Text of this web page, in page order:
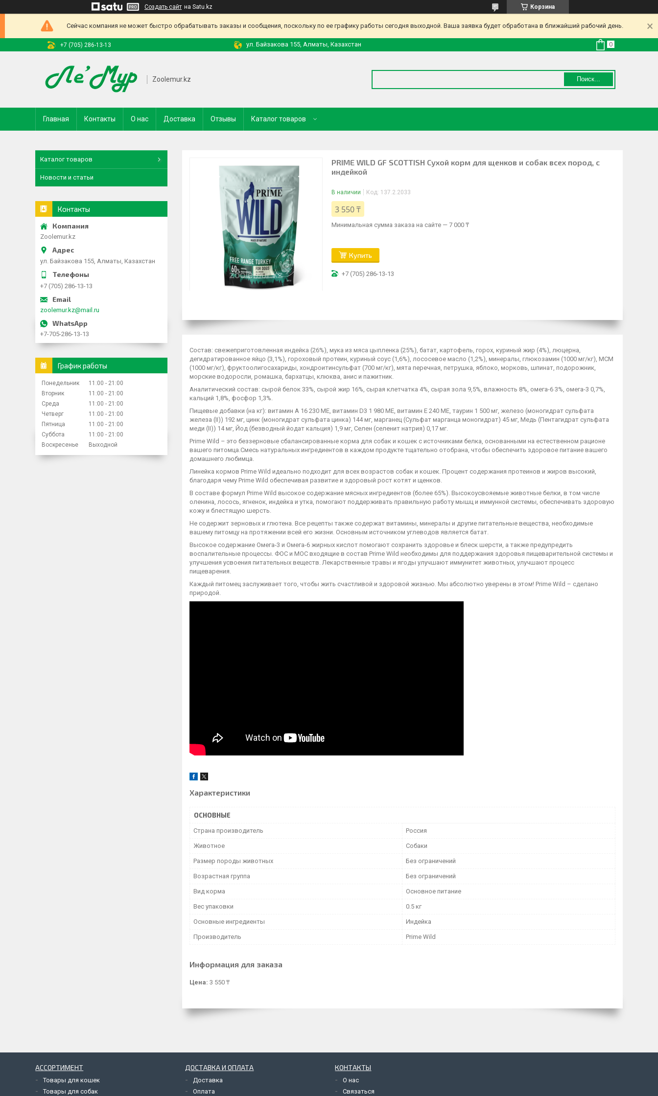
Создать сайт на Satu.kz Корзина
Сейчас компания не может быстро обрабатывать заказы и сообщения, поскольку по ее графику работы сегодня выходной. Ваша заявка будет обработана в ближайший рабочий день.
+7 (705) 286-13-13 ул. Байзакова 155, Алматы, Казахстан
Zoolemur.kz Поиск...
Главная Контакты О нас Доставка Отзывы Каталог товаров
PRIME WILD GF SCOTTISH Сухой корм для щенков и собак всех пород, с
индейкой
В наличии Код: 137.2.2033
3 550 ₸
Минимальная сумма заказа на сайте — 7 000 ₸
Купить
+7 (705) 286-13-13
Состав: свежеприготовленная индейка (26%), мука из мяса цыпленка (25%), батат, картофель, горох, куриный жир (4%), люцерна,
дегидратированное яйцо (3,1%), гороховый протеин, куриный соус (1,6%), лососевое масло (1,2%), минералы, глюкозамин (1000 мг/кг), МСМ
(1000 мг/кг), фруктоолигосахариды, хондроитинсульфат (700 мг/кг), мята перечная, петрушка, яблоко, морковь, шпинат, подорожник,
морские водоросли, ромашка, бархатцы, клюква, анис и пажитник.
Аналитический состав: сырой белок 33%, сырой жир 16%, сырая клетчатка 4%, сырая зола 9,5%, влажность 8%, омега-6 3%, омега-3 0,7%,
кальций 1,8%, фосфор 1,3%.
Пищевые добавки (на кг): витамин А 16 230 МЕ, витамин D3 1 980 МЕ, витамин Е 240 МЕ, таурин 1 500 мг, железо (моногидрат сульфата
железа (II)) 192 мг, цинк (моногидрат сульфата цинка) 144 мг, марганец (Сульфат марганца моногидрат) 45 мг, Медь (Пентагидрат сульфата
меди (II)) 14 мг, Йод (безводный йодат кальция) 1,9 мг, Селен (селенит натрия) 0,17 мг.
Prime Wild – это беззерновые сбалансированные корма для собак и кошек с источниками белка, основанными на естественном рационе
вашего питомца.Смесь натуральных ингредиентов в каждом продукте тщательно отобрана, чтобы обеспечить здоровое питание вашего
домашнего любимца.
Линейка кормов Prime Wild идеально подходит для всех возрастов собак и кошек. Процент содержания протеинов и жиров высокий,
благодаря чему Prime Wild обеспечивая развитие и здоровый рост котят и щенков.
В составе формул Prime Wild высокое содержание мясных ингредиентов (более 65%). Высокоусвояемые животные белки, в том числе
оленина, лосось, ягненок, индейка и утка, помогают поддерживать правильную работу мышц и иммунной системы, обеспечивать здоровую
кожу и блестящую шерсть.
Не содержит зерновых и глютена. Все рецепты также содержат витамины, минералы и другие питательные вещества, необходимые
вашему питомцу на протяжении всей его жизни. Основным источником углеводов является батат.
Высокое содержание Омега-3 и Омега-6 жирных кислот помогают сохранить здоровье и блеск шерсти, а также предупредить
воспалительные процессы. ФОС и МОС входящие в состав Prime Wild необходимы для поддержания здоровья пищеварительной системы и
улучшения усвоения питательных веществ. Лекарственные травы и ягоды улучшают иммунитет животных, улучшают процесс
пищеварения.
Каждый питомец заслуживает того, чтобы жить счастливой и здоровой жизнью. Мы абсолютно уверены в этом! Prime Wild – сделано
природой.
Характеристики
ОСНОВНЫЕ
Страна производитель Россия
Животное Собаки
Размер породы животных Без ограничений
Возрастная группа Без ограничений
Вид корма Основное питание
Вес упаковки 0.5 кг
Основные ингредиенты Индейка
Производитель Prime Wild
Информация для заказа
Цена: 3 550 ₸
Каталог товаров
Новости и статьи
Контакты
Zoolemur.kz
ул. Байзакова 155, Алматы, Казахстан
+7 (705) 286-13-13
zoolemur.kz@mail.ru
+7-705-286-13-13
График работы
Понедельник 11:00
21:00
Вторник
11:00
21:00
Среда
11:00
21:00
Четверг
11:00
21:00
Пятница
11:00
21:00
Суббота
11:00
21:00
Воскресенье
Выходной
АССОРТИМЕНТ
Товары для кошек
Товары для собак
ДОСТАВКА И ОПЛАТА
Доставка
Оплата
КОНТАКТЫ
О нас
Связаться